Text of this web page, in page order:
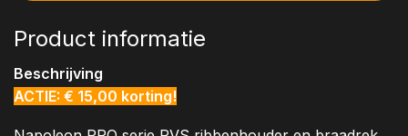
Product informatie
Beschrijving
ACTIE: € 15,00 korting!